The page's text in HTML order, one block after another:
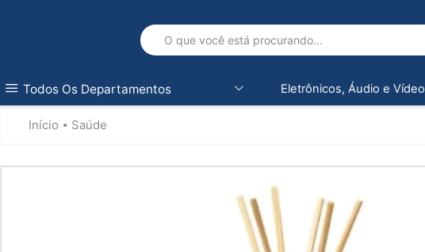
Todos Os Departamentos Eletrônicos, Áudio e Vídeo
Início • Saúde